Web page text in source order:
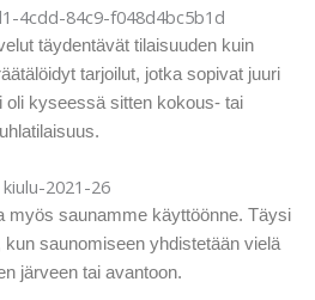
täydentävät tilaisuuden kuin
tarjoilut, jotka sopivat juuri
oli kyseessä sitten kokous- tai
myös saunamme käyttöönne. Täysi
kun saunomiseen yhdistetään vielä
järveen tai avantoon.